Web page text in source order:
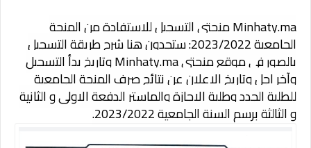
Minhaty.ma منحتي التسجيل للاستفادة من المنحة
الجامعية 2023/2022: ستجدون هنا شرح طريقة التسجيل
بالصور في موقع منحتي Minhaty.ma وتاريخ بدأ التسجيل
وآخر اجل وتاريخ الاعلان عن نتائج صرف المنحة الجامعية
للطلبة الجدد وطلبة الاجازة والماستر الدفعة الاولى و الثانية
و الثالثة برسم السنة الجامعية 2023/2022.